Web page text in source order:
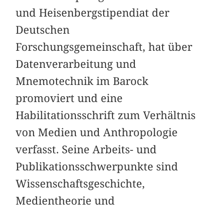
und Heisenbergstipendiat der
Deutschen
Forschungsgemeinschaft, hat über
Datenverarbeitung und
Mnemotechnik im Barock
promoviert und eine
Habilitationsschrift zum Verhältnis
von Medien und Anthropologie
verfasst. Seine Arbeits- und
Publikationsschwerpunkte sind
Wissenschaftsgeschichte,
Medientheorie und